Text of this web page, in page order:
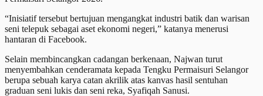
“Inisiatif tersebut bertujuan mengangkat industri batik dan warisan
seni telepuk sebagai aset ekonomi negeri,” katanya menerusi
hantaran di Facebook.
Selain membincangkan cadangan berkenaan, Najwan turut
menyembahkan cenderamata kepada Tengku Permaisuri Selangor
berupa sebuah karya catan akrilik atas kanvas hasil sentuhan
graduan seni lukis dan seni reka, Syafiqah Sanusi.